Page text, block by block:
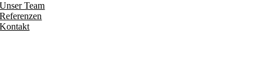
Unser Team
Referenzen
Kontakt